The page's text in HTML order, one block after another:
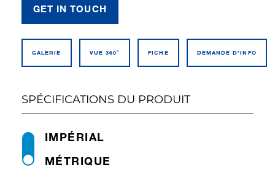
GET IN TOUCH
GALERIE VUE 360° FICHE DEMANDE D’INFO
SPÉCIFICATIONS DU PRODUIT
MÉTRIQUE
IMPÉRIAL